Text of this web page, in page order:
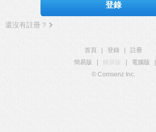
登錄
還沒有註冊？
首頁 登錄
註冊
簡易版
觸屏版 電腦版
© Comsenz Inc.